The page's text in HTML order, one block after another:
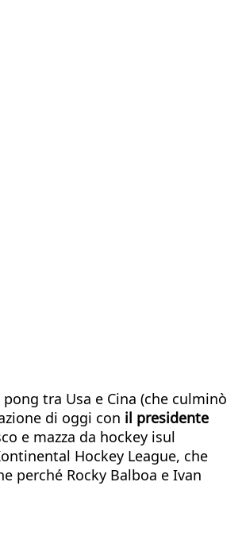
tra Usa e Cina (che culminò
di oggi con il presidente
e mazza da hockey isul
Hockey League, che
perché Rocky Balboa e Ivan